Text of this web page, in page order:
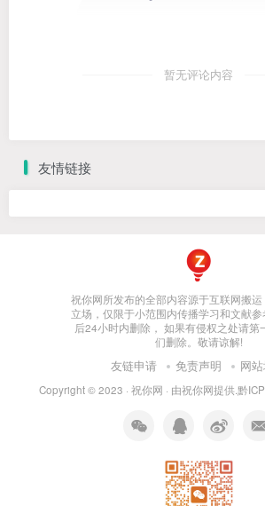
暂无评论内容
友情链接
祝你网所发布的全部内容源于互联网搬
立场，仅限于小范围内传播学习和文献
后24小时内删除， 如果有侵权之处请第
们删除。敬请谅解!
友链申请 免责声明 网
Copyright © 2023 · 祝你网 · 由祝你网提供.黔